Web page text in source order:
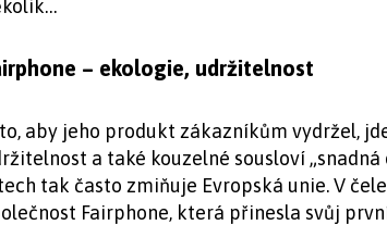
– ekologie, udržitelnost
aby jeho produkt zákazníkům vydržel,
a také kouzelné sousloví
tak často zmiňuje Evropská unie. V
Fairphone, která přinesla svůj